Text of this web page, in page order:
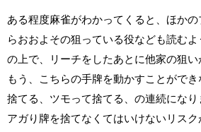
ある程度麻雀がわかってくると、ほか
らおおよその狙っている役なども読む
の上で、リーチをしたあとに他家の狙
もう、こちらの手牌を動かすことがで
捨てる、ツモって捨てる、の連続にな
アガり牌を捨てなくてはいけないリス